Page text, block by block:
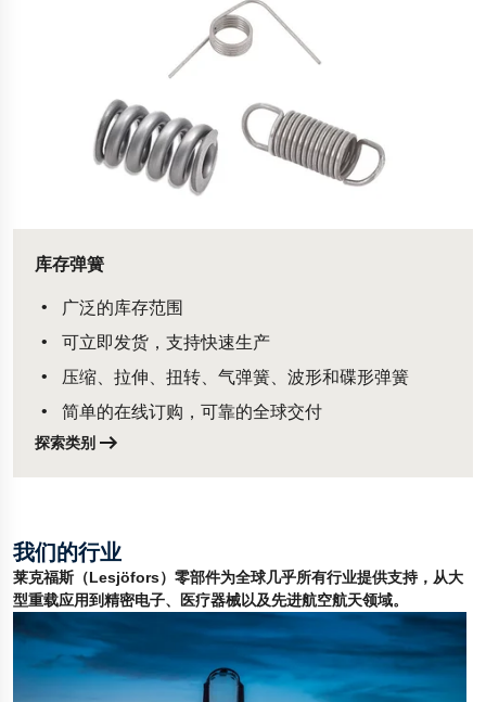
库存弹簧
广泛的库存范围
可立即发货，支持快速生产
压缩、拉伸、扭转、气弹簧、波形和碟形弹簧
简单的在线订购，可靠的全球交付
探索类别
我们的行业
莱克福斯（Lesjöfors）零部件为全球几乎所有行业提供支持，从大
型重载应用到精密电子、医疗器械以及先进航空航天领域。